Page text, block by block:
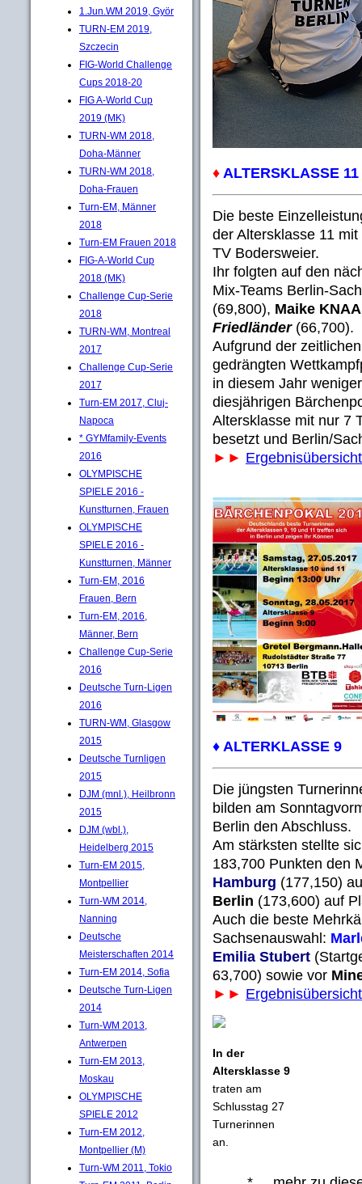
1.Jun.WM 2019, Györ
TURN-EM 2019,
Szczecin
FIG-World Challenge
Cups 2018-20
FIG A-World Cup
2019 (MK)
TURN-WM 2018,
Doha-Männer
TURN-WM 2018,
Doha-Frauen
Turn-EM, Männer
2018
Turn-EM Frauen 2018
FIG-A-World Cup
2018 (MK)
Challenge Cup-Serie
2018
TURN-WM, Montreal
2017
Challenge Cup-Serie
2017
Turn-EM 2017, Cluj-
Napoca
* GYMfamily-Events
2016
OLYMPISCHE
SPIELE 2016 -
Kunstturnen, Frauen
OLYMPISCHE
SPIELE 2016 -
Kunstturnen, Männer
Turn-EM, 2016
Frauen, Bern
Turn-EM, 2016,
Männer, Bern
Challenge Cup-Serie
2016
Deutsche Turn-Ligen
2016
TURN-WM, Glasgow
2015
Deutsche Turnligen
2015
DJM (mnl.), Heilbronn
2015
DJM (wbl.),
Heidelberg 2015
Turn-EM 2015,
Montpellier
Turn-WM 2014,
Nanning
Deutsche
Meisterschaften 2014
Turn-EM 2014, Sofia
Deutsche Turn-Ligen
2014
Turn-WM 2013,
Antwerpen
Turn-EM 2013,
Moskau
OLYMPISCHE
SPIELE 2012
Turn-EM 2012,
Montpellier (M)
Turn-WM 2011, Tokio
♦ ALTERSKLASSE 11
Die beste
der Altersklasse 11
TV Bodersweier.
Ihr folgten auf den
Mix-Teams Berlin-
(69,800), Maike
Friedländer(66,700).
Aufgrund der
gedrängten
in diesem Jahr
diesjährigen
Altersklasse mit nur 7
besetzt und Berlin/
►►
♦ ALTERKLASSE 9
Die jüngsten
bilden am
Berlin den Abschluss.
Am stärksten stellte
183,700 Punkten den
Hamburg (177,150)
Berlin (173,600) auf
Auch die beste
Sachsenauswahl:
Emilia Stubert
63,700) sowie vor
►►
In der
Altersklasse 9
traten am
Schlusstag 27
Turnerinnen
an.